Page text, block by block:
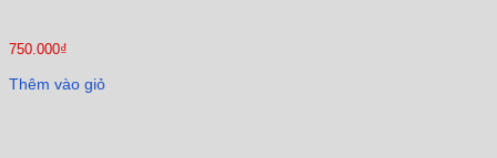
750.000₫
Thêm vào giỏ